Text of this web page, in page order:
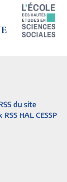
du site
RSS HAL CESSP